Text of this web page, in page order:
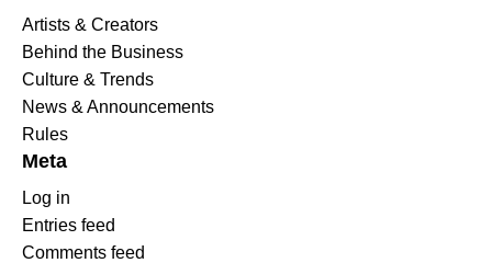
Artists & Creators
Behind the Business
Culture & Trends
News & Announcements
Rules
Meta
Log in
Entries feed
Comments feed